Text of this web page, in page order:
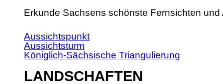
Erkunde Sachsens schönste Fernsichten und
Aussichtspunkt
Aussichtsturm
Königlich-Sächsische Triangulierung
LANDSCHAFTEN